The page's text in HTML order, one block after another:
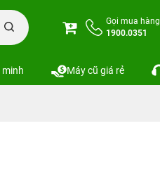
Gọi mua hàng
1900.0351
Máy cũ giá rẻ